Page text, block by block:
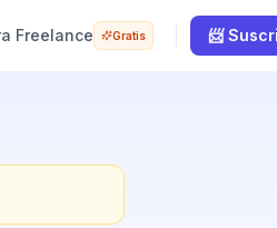
Freelance Gratis 📨